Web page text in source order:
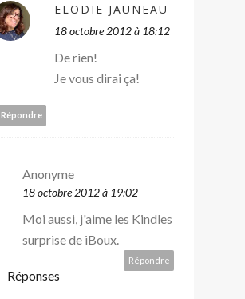
ELODIE JAUNEAU
18 octobre 2012 à 18:12
De rien!
Je vous dirai ça!
Répondre
Anonyme
18 octobre 2012 à 19:02
Moi aussi, j'aime les Kindles
surprise de iBoux.
Répondre
Réponses